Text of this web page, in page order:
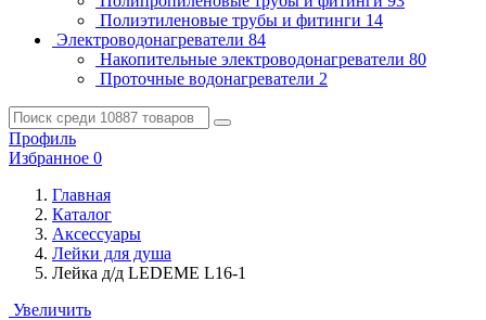
Полиэтиленовые трубы и фитинги 14
Электроводонагреватели 84
Накопительные электроводонагреватели 80
Проточные водонагреватели 2
Профиль
Избранное 0
Главная
Каталог
Аксессуары
Лейки для душа
Лейка д/д LEDEME L16-1
Увеличить